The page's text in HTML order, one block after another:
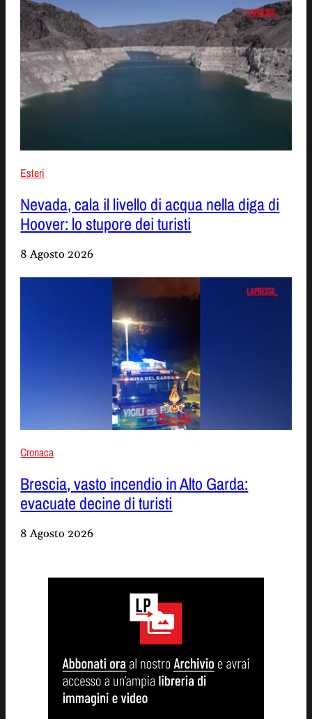
Esteri
Nevada, cala il livello di acqua nella diga di
Hoover: lo stupore dei turisti
8 Agosto 2026
Cronaca
Brescia, vasto incendio in Alto Garda:
evacuate decine di turisti
8 Agosto 2026